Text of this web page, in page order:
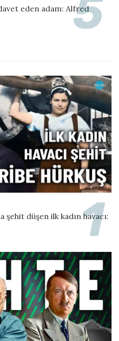
eden adam: Alfred
şehit düşen ilk kadın havacı: